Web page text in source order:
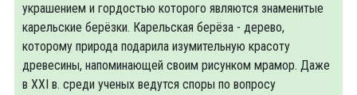
украшением и гордостью которого являются знаменитые
карельские берёзки. Карельская берёза - дерево,
которому природа подарила изумительную красоту
древесины, напоминающей своим рисунком мрамор. Даже
в XXI в. среди ученых ведутся споры по вопросу